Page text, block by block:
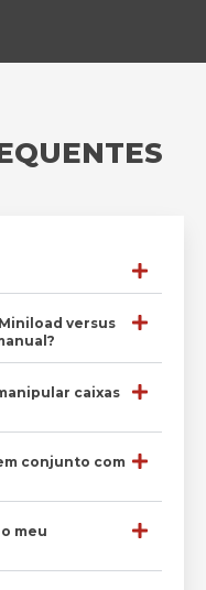
versus
caixas
conjunto com
meu